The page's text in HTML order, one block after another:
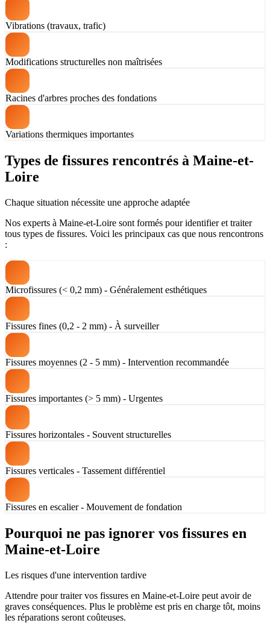
Vibrations (travaux, trafic)
Modifications structurelles non maîtrisées
Racines d'arbres proches des fondations
Variations thermiques importantes
Types de fissures rencontrés à Maine-et-
Loire
Chaque situation nécessite une approche adaptée
Nos experts à Maine-et-Loire sont formés pour identifier et traiter
tous types de fissures. Voici les principaux cas que nous rencontrons
:
Microfissures (< 0,2 mm) - Généralement esthétiques
Fissures fines (0,2 - 2 mm) - À surveiller
Fissures moyennes (2 - 5 mm) - Intervention recommandée
Fissures importantes (> 5 mm) - Urgentes
Fissures horizontales - Souvent structurelles
Fissures verticales - Tassement différentiel
Fissures en escalier - Mouvement de fondation
Pourquoi ne pas ignorer vos fissures en
Maine-et-Loire
Les risques d'une intervention tardive
Attendre pour traiter vos fissures en Maine-et-Loire peut avoir de
graves conséquences. Plus le problème est pris en charge tôt, moins
les réparations seront coûteuses.